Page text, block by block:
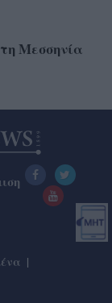
Μεσσηνία